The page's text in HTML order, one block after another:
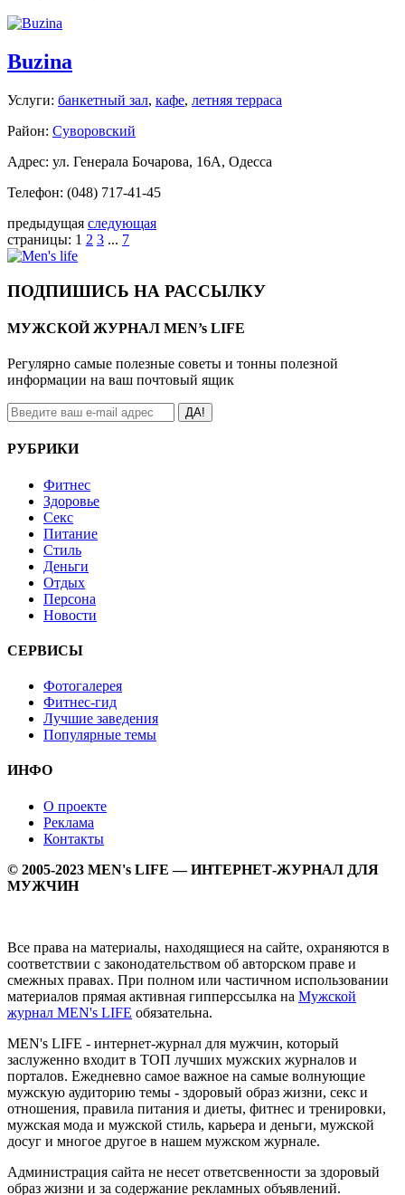
Buzina
Услуги: банкетный зал, кафе, летняя терраса
Район: Суворовский
Адрес: ул. Генерала Бочарова, 16А, Одесса
Телефон: (048) 717-41-45
предыдущая следующая
страницы: 1 2 3 ... 7
ПОДПИШИСЬ НА РАССЫЛКУ
МУЖСКОЙ ЖУРНАЛ MEN’s LIFE
Регулярно самые полезные советы и тонны полезной
информации на ваш почтовый ящик
ДА!
РУБРИКИ
Фитнес
Здоровье
Секс
Питание
Стиль
Деньги
Отдых
Персона
Новости
СЕРВИСЫ
Фотогалерея
Фитнес-гид
Лучшие заведения
Популярные темы
ИНФО
О проекте
Реклама
Контакты
© 2005-2023 MEN's LIFE — ИНТЕРНЕТ-ЖУРНАЛ ДЛЯ
МУЖЧИН
Все права на материалы, находящиеся на сайте, охраняются в
соответствии с законодательством об авторском праве и
смежных правах. При полном или частичном использовании
материалов прямая активная гипперссылка на Мужской
журнал MEN's LIFE обязательна.
MEN's LIFE - интернет-журнал для мужчин, который
заслуженно входит в ТОП лучших мужских журналов и
порталов. Ежедневно самое важное на самые волнующие
мужскую аудиторию темы - здоровый образ жизни, секс и
отношения, правила питания и диеты, фитнес и тренировки,
мужская мода и мужской стиль, карьера и деньги, мужской
досуг и многое другое в нашем мужском журнале.
Администрация сайта не несет ответсвенности за здоровый
образ жизни и за содержание рекламных объявлений.